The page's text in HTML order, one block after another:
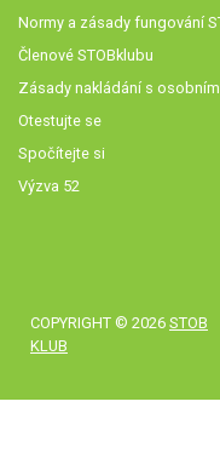
Normy a zásady fungování
Členové STOBklubu
Zásady nakládání s
Otestujte se
Spočítejte si
Výzva 52
COPYRIGHT © 2026 STOB
KLUB